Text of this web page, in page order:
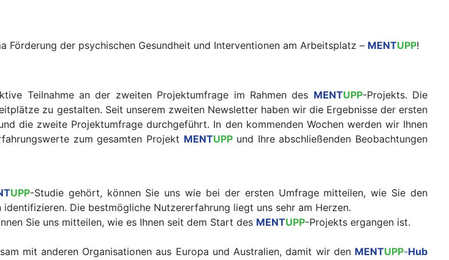
der psychischen Gesundheit und Interventionen am Arbeitsplatz – MENTUPP!
Teilnahme an der zweiten Projektumfrage im Rahmen des MENTUPP-Projekts. Die
zu gestalten. Seit unserem zweiten Newsletter haben wir die Ergebnisse der ersten
die zweite Projektumfrage durchgeführt. In den kommenden Wochen werden wir Ihnen
zum gesamten Projekt MENTUPPund Ihre abschließenden Beobachtungen
UPP-Studie gehört, können Sie uns wie bei der ersten Umfrage mitteilen, wie Sie den
Die bestmögliche Nutzererfahrung liegt uns sehr am Herzen.
Sie uns mitteilen, wie es Ihnen seit dem Start des MENTUPP-Projekts ergangen ist.
mit anderen Organisationen aus Europa und Australien, damit wir den MENTUPP-Hub